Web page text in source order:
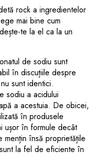
rock a ingredientelor
mai bine cum
te la el ca la un
de sodiu sunt
în discuțiile despre
sunt identici.
sodiu a acidului
a acestuia. De obicei,
în produsele
ușor în formule decât
mențin însă proprietățile
la fel de eficiente în